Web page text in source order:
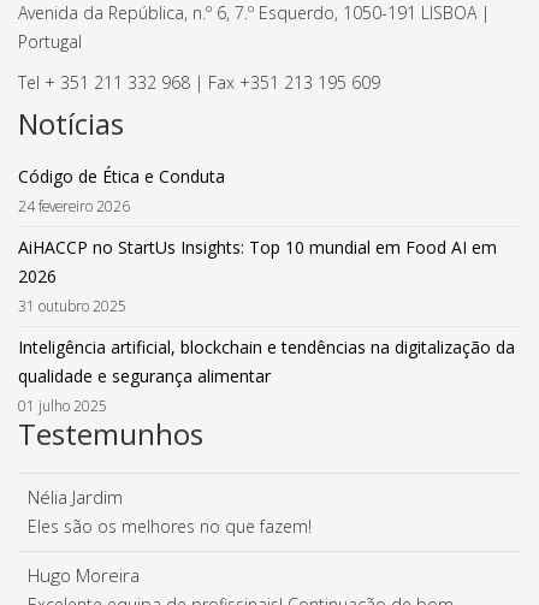
Avenida da República, n.º 6, 7.º Esquerdo, 1050-191 LISBOA |
Portugal
Tel + 351 211 332 968 | Fax +351 213 195 609
Notícias
Código de Ética e Conduta
24 fevereiro 2026
AiHACCP no StartUs Insights: Top 10 mundial em Food AI em
2026
31 outubro 2025
Inteligência artificial, blockchain e tendências na digitalização da
qualidade e segurança alimentar
01 julho 2025
Testemunhos
Nélia Jardim
Eles são os melhores no que fazem!
Hugo Moreira